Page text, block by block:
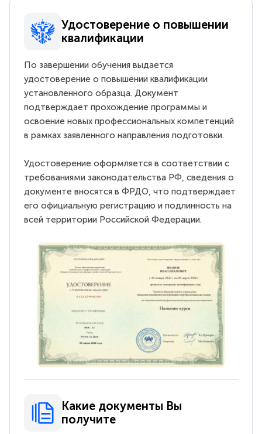
Удостоверение о повышении
квалификации
По завершении обучения выдается
удостоверение о повышении квалификации
установленного образца. Документ
подтверждает прохождение программы и
освоение новых профессиональных компетенций
в рамках заявленного направления подготовки.
Удостоверение оформляется в соответствии с
требованиями законодательства РФ, сведения о
документе вносятся в ФРДО, что подтверждает
его официальную регистрацию и подлинность на
всей территории Российской Федерации.
Какие документы Вы
получите